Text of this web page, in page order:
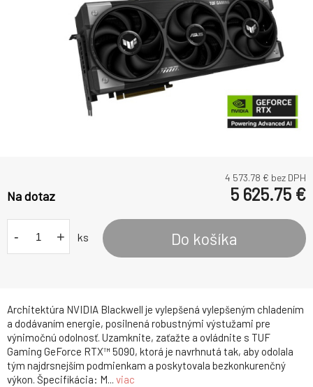
Architektúra NVIDIA Blackwell je vylepšená vylepšeným chladením
a dodávaním energie, posilnená robustnými výstužami pre
výnimočnú odolnosť. Uzamknite, zaťažte a ovládnite s TUF
Gaming GeForce RTX™ 5090, ktorá je navrhnutá tak, aby odolala
tým najdrsnejším podmienkam a poskytovala bezkonkurenčný
výkon. Špecifikácia: M... viac
4 573.78 € bez DPH
Na dotaz 5 625.75 €
- + ks Do košíka